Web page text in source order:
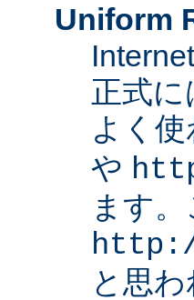
Uniform
正式に
よく
や
ます
と思わ